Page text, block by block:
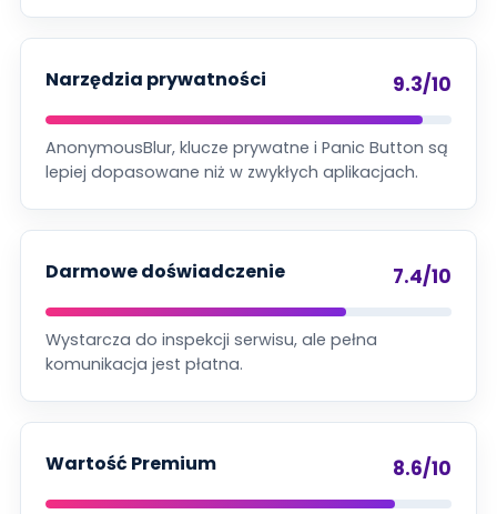
Narzędzia prywatności 9.3/10
AnonymousBlur, klucze prywatne i Panic Button są
lepiej dopasowane niż w zwykłych aplikacjach.
Darmowe doświadczenie 7.4/10
Wystarcza do inspekcji serwisu, ale pełna
komunikacja jest płatna.
Wartość Premium 8.6/10